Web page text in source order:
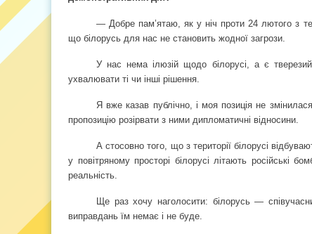
— Добре пам’ятаю, як у ніч проти 24 лютого з
що білорусь для нас не становить жодної загрози.
У нас нема ілюзій щодо білорусі, а є
ухвалювати ті чи інші рішення.
Я вже казав публічно, і моя позиція не
пропозицію розірвати з ними дипломатичні відносини.
А стосовно того, що з території білорусі
у повітряному просторі білорусі літають
реальність.
Ще раз хочу наголосити: білорусь —
виправдань їм немає і не буде.